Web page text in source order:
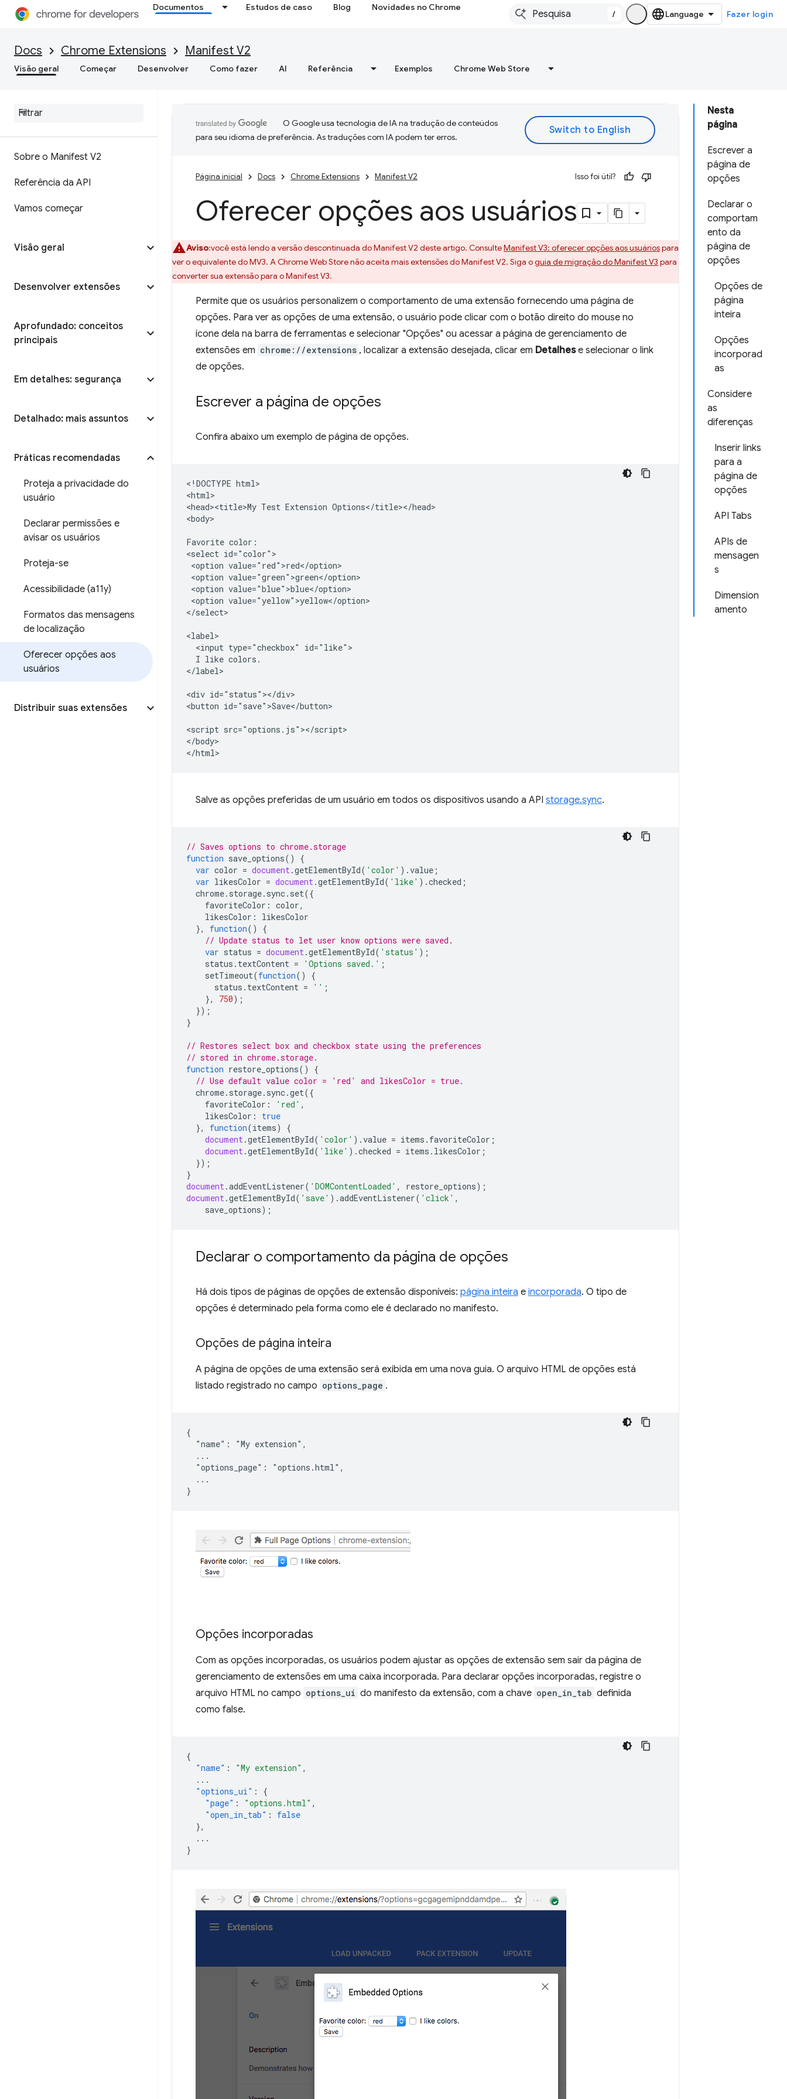
Documentos Estudos de caso Blog Novidades no Chrome
/ Fazer login
Docs Chrome Extensions Manifest V2
Visão geral Começar Desenvolver Como fazer AI Referência Exemplos Chrome Web Store
Sobre o Manifest V2
Referência da API
Vamos começar
Visão geral
Desenvolver extensões
Aprofundado: conceitos
principais
Em detalhes: segurança
Detalhado: mais assuntos
Práticas recomendadas
Proteja a privacidade do
usuário
Declarar permissões e
avisar os usuários
Proteja-se
Acessibilidade (a11y)
Formatos das mensagens
de localização
Oferecer opções aos
usuários
Distribuir suas extensões
Nesta
página
Escrever a
página de
opções
Declarar o
comportam
ento da
página de
opções
Opções de
página
inteira
Opções
incorporad
as
Considere
as
diferenças
Inserir links
para a
página de
opções
API Tabs
APIs de
mensagen
s
Dimension
amento
O Google usa tecnologia de IA na tradução de conteúdos
para seu idioma de preferência. As traduções com IA podem ter erros.
Página inicial Docs Chrome Extensions Manifest V2 Isso foi útil?
Oferecer opções aos usuários
Aviso:você está lendo a versão descontinuada do Manifest V2 deste artigo. ConsulteManifest V3: oferecer opções aos usuáriospara
ver o equivalente do MV3. A Chrome Web Store não aceita mais extensões do Manifest V2. Siga oguia de migração do Manifest V3 para
converter sua extensão para o Manifest V3.
Permite que os usuários personalizem o comportamento de uma extensão fornecendo uma página de
opções. Para ver as opções de uma extensão, o usuário pode clicar com o botão direito do mouse no
ícone dela na barra de ferramentas e selecionar "Opções" ou acessar a página de gerenciamento de
extensões em chrome://extensions , localizar a extensão desejada, clicar em Detalhese selecionar o link
de opções.
Escrever a página de opções
Confira abaixo um exemplo de página de opções.
<!DOCTYPE html>
<html>
<head><title>My Test Extension Options</title></head>
<body>
Favorite color:
<select id="color">
<option value="red">red</option>
<option value="green">green</option>
<option value="blue">blue</option>
<option value="yellow">yellow</option>
</select>
<label>
  <input type="checkbox" id="like">
  I like colors.
</label>
<div id="status"></div>
<button id="save">Save</button>
<script src="options.js"></script>
</body>
Salve as opções preferidas de um usuário em todos os dispositivos usando a API storage.sync.
// Saves options to chrome.storage
function save_options()
{
var color = document.getElementById( 'color' ).value ;
var likesColor = document.getElementById( 'like' ).checked ;
chrome. storage. sync. set({
favoriteColor : color,
likesColor :
likesColor
},
function()
{
// Update status to let user know options were saved.
var status = document.getElementById( 'status' );
status . textContent = 'Options saved.' ;
setTimeout(function()
{
status . textContent = '' ;
},
750);
});
}
// Restores select box and checkbox state using the preferences
// stored in chrome.storage.
function restore_options()
{
// Use default value color = 'red' and likesColor = true.
chrome. storage. sync.get({
favoriteColor : 'red' ,
likesColor :
true
},
function(items)
{
document.getElementById( 'color' ).value = items . favoriteColor ;
document.getElementById( 'like' ).checked = items . likesColor ;
});
}
document.addEventListener( 'DOMContentLoaded' , restore_options);
document.getElementById( 'save' ).addEventListener( 'click' ,
save_options);
Declarar o comportamento da página de opções
Há dois tipos de páginas de opções de extensão disponíveis: página inteira e incorporada. O tipo de
opções é determinado pela forma como ele é declarado no manifesto.
Opções de página inteira
A página de opções de uma extensão será exibida em uma nova guia. O arquivo HTML de opções está
listado registrado no campo options_page .
{
  "name": "My extension",
  ...
  "options_page": "options.html",
  ...
Opções incorporadas
Com as opções incorporadas, os usuários podem ajustar as opções de extensão sem sair da página de
gerenciamento de extensões em uma caixa incorporada. Para declarar opções incorporadas, registre o
arquivo HTML no campo options_ui do manifesto da extensão, com a chave open_in_tab definida
como false.
{
"name" : "My extension" ,
...
"options_ui" :
{
"page" : "options.html" ,
"open_in_tab" :
false
},
...
}